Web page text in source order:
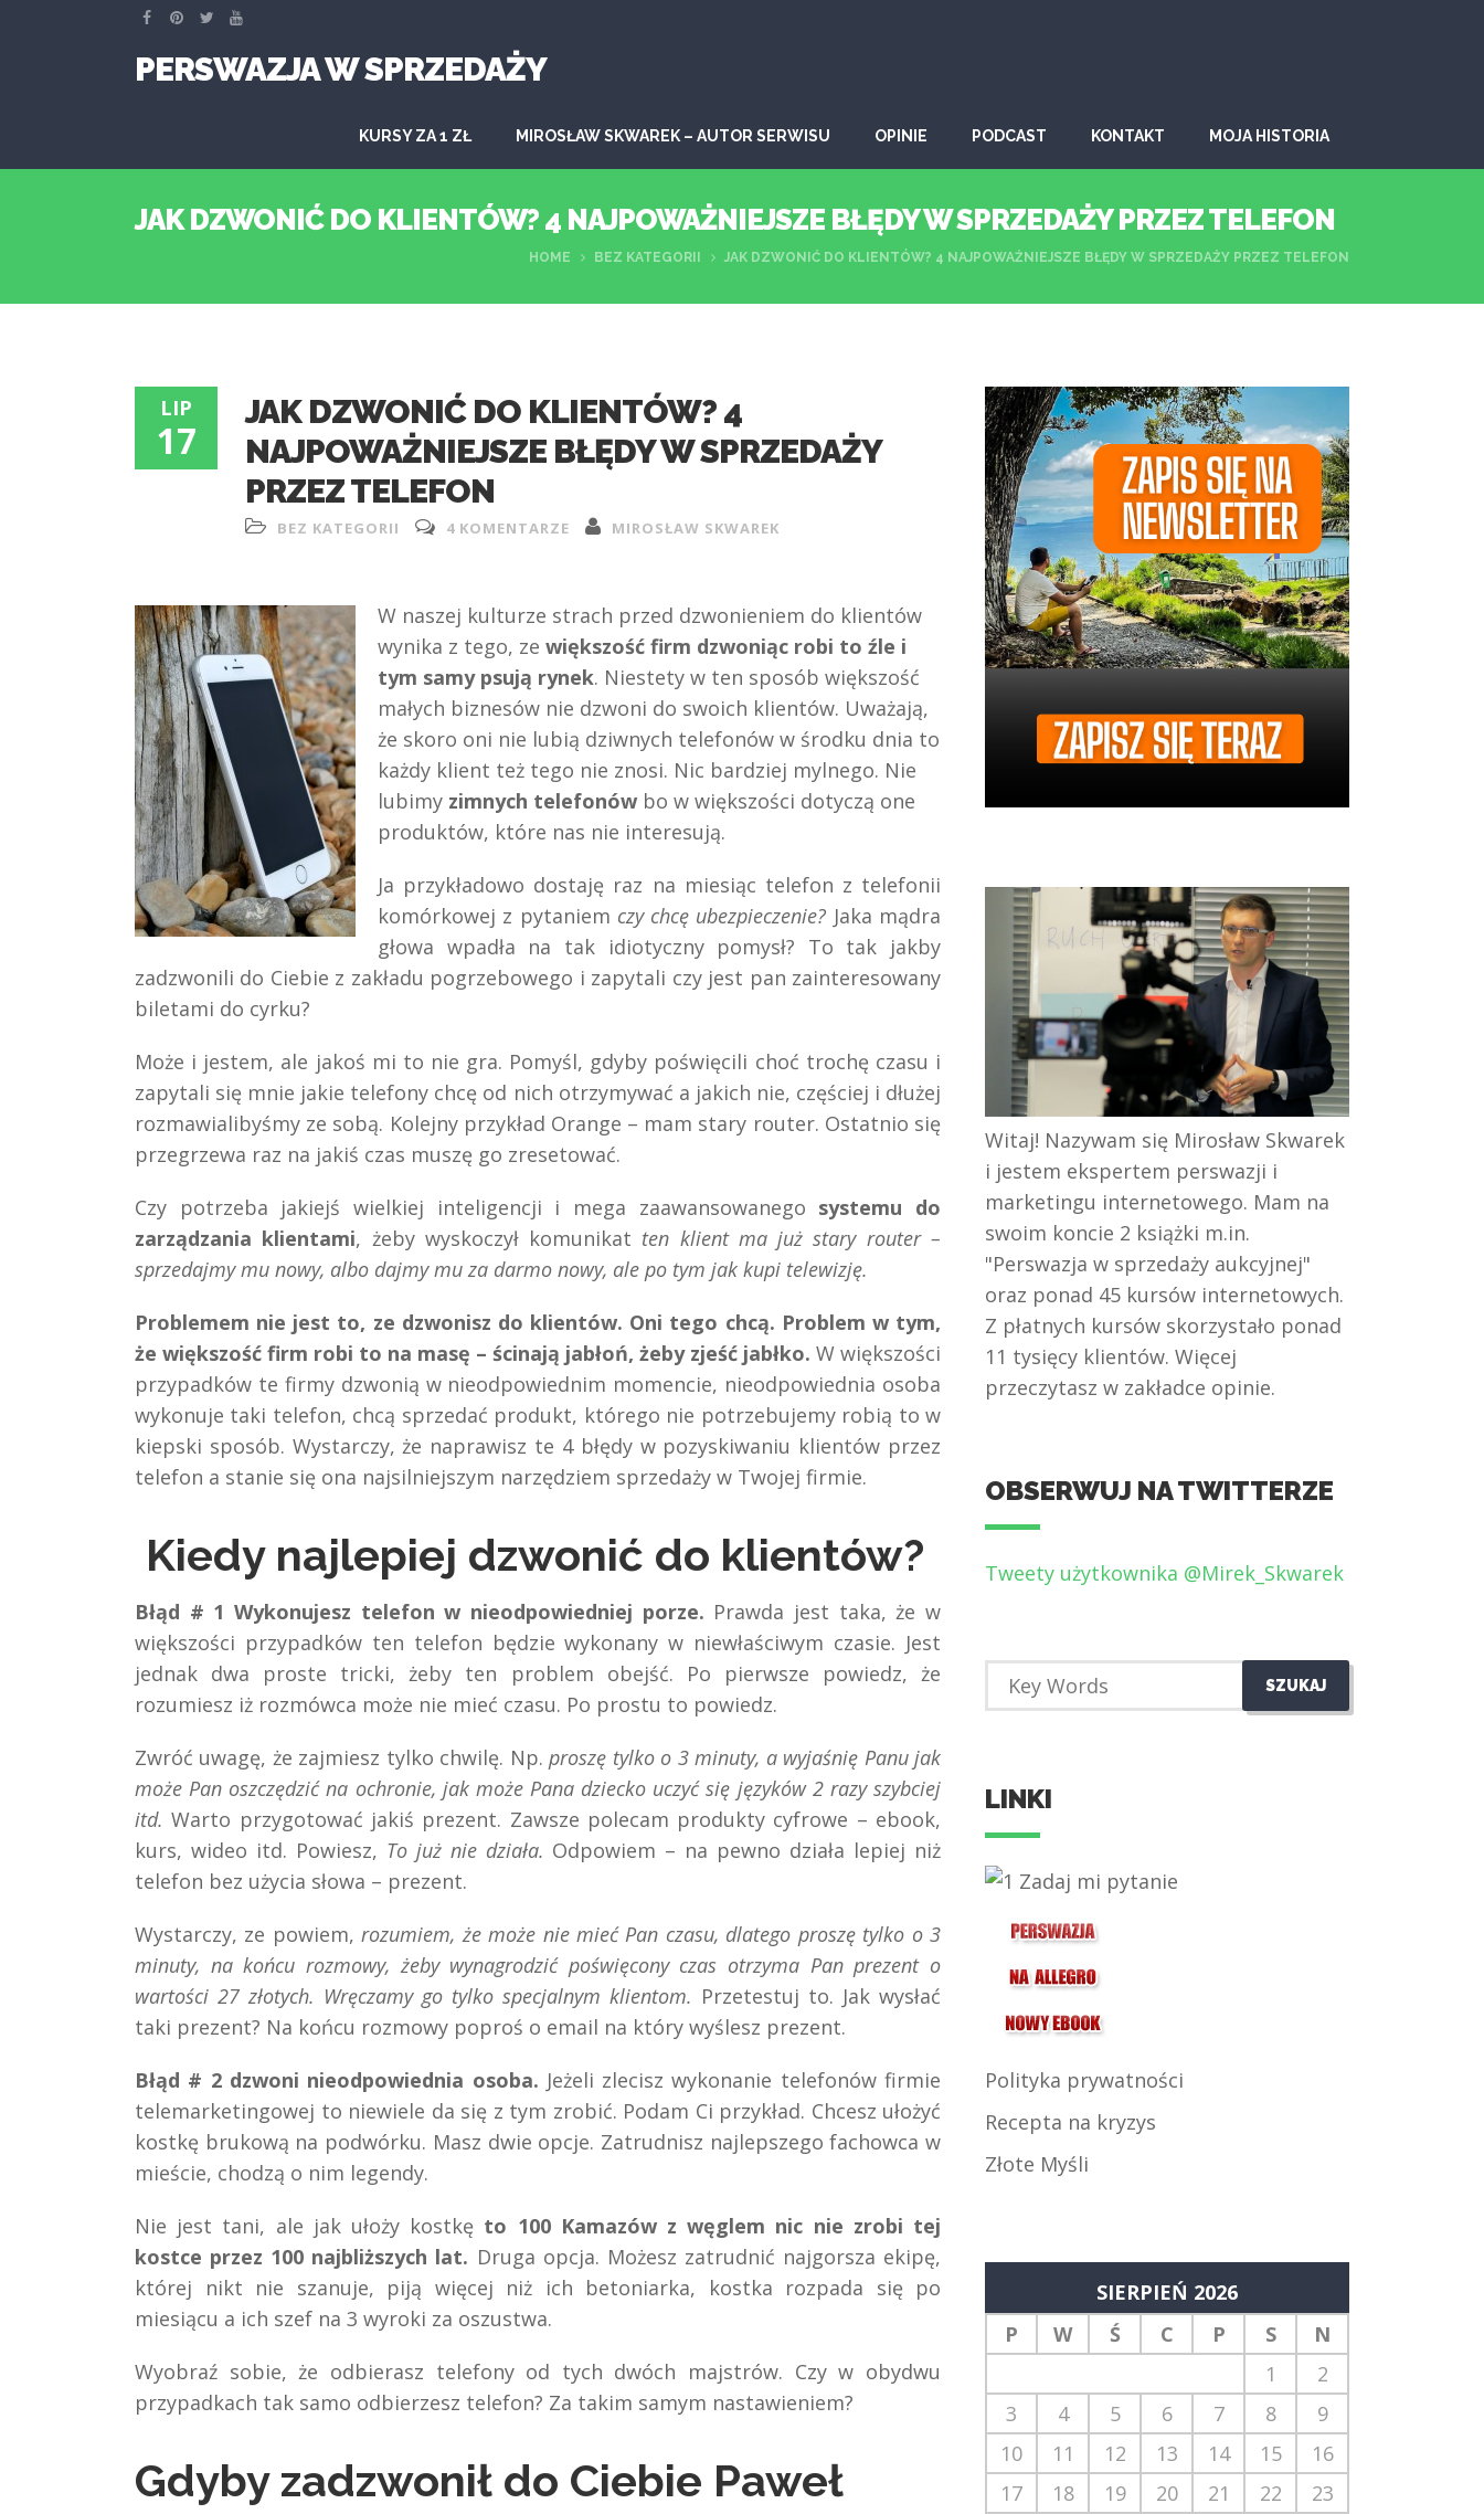
PERSWAZJA W SPRZEDAŻY
KURSY ZA 1 ZŁ MIROSŁAW SKWAREK – AUTOR SERWISU OPINIE PODCAST KONTAKT MOJA HISTORIA
JAK DZWONIĆ DO KLIENTÓW? 4 NAJPOWAŻNIEJSZE BŁĘDY W SPRZEDAŻY PRZEZ TELEFON
HOME BEZ KATEGORII JAK DZWONIĆ DO KLIENTÓW? 4 NAJPOWAŻNIEJSZE BŁĘDY W SPRZEDAŻY PRZEZ TELEFON
LIP
17
JAK DZWONIĆ DO KLIENTÓW? 4
NAJPOWAŻNIEJSZE BŁĘDY W SPRZEDAŻY
PRZEZ TELEFON
BEZ KATEGORII 4 KOMENTARZE MIROSŁAW SKWAREK
W naszej kulturze strach przed dzwonieniem do klientów
wynika z tego, ze większość firm dzwoniąc robi to źle i
tym samy psują rynek. Niestety w ten sposób większość
małych biznesów nie dzwoni do swoich klientów. Uważają,
że skoro oni nie lubią dziwnych telefonów w środku dnia to
każdy klient też tego nie znosi. Nic bardziej mylnego. Nie
lubimy zimnych telefonów bo w większości dotyczą one
produktów, które nas nie interesują.
Ja przykładowo dostaję raz na miesiąc telefon z telefonii
komórkowej z pytaniem czy chcę ubezpieczenie? Jaka mądra
głowa wpadła na tak idiotyczny pomysł? To tak jakby
zadzwonili do Ciebie z zakładu pogrzebowego i zapytali czy jest pan zainteresowany
biletami do cyrku?
Może i jestem, ale jakoś mi to nie gra. Pomyśl, gdyby poświęcili choć trochę czasu i
zapytali się mnie jakie telefony chcę od nich otrzymywać a jakich nie, częściej i dłużej
rozmawialibyśmy ze sobą. Kolejny przykład Orange – mam stary router. Ostatnio się
przegrzewa raz na jakiś czas muszę go zresetować.
Czy potrzeba jakiejś wielkiej inteligencji i mega zaawansowanego systemu do
zarządzania klientami, żeby wyskoczył komunikat ten klient ma już stary router –
sprzedajmy mu nowy, albo dajmy mu za darmo nowy, ale po tym jak kupi telewizję.
Problemem nie jest to, ze dzwonisz do klientów. Oni tego chcą. Problem w tym,
że większość firm robi to na masę – ścinają jabłoń, żeby zjeść jabłko. W większości
przypadków te firmy dzwonią w nieodpowiednim momencie, nieodpowiednia osoba
wykonuje taki telefon, chcą sprzedać produkt, którego nie potrzebujemy robią to w
kiepski sposób. Wystarczy, że naprawisz te 4 błędy w pozyskiwaniu klientów przez
telefon a stanie się ona najsilniejszym narzędziem sprzedaży w Twojej firmie.
Kiedy najlepiej dzwonić do klientów?
Błąd # 1 Wykonujesz telefon w nieodpowiedniej porze. Prawda jest taka, że w
większości przypadków ten telefon będzie wykonany w niewłaściwym czasie. Jest
jednak dwa proste tricki, żeby ten problem obejść. Po pierwsze powiedz, że
rozumiesz iż rozmówca może nie mieć czasu. Po prostu to powiedz.
Zwróć uwagę, że zajmiesz tylko chwilę. Np. proszę tylko o 3 minuty, a wyjaśnię Panu jak
może Pan oszczędzić na ochronie, jak może Pana dziecko uczyć się języków 2 razy szybciej
itd. Warto przygotować jakiś prezent. Zawsze polecam produkty cyfrowe – ebook,
kurs, wideo itd. Powiesz, To już nie działa. Odpowiem – na pewno działa lepiej niż
telefon bez użycia słowa – prezent.
Wystarczy, ze powiem,rozumiem, że może nie mieć Pan czasu, dlatego proszę tylko o 3
minuty, na końcu rozmowy, żeby wynagrodzić poświęcony czas otrzyma Pan prezent o
wartości 27 złotych. Wręczamy go tylko specjalnym klientom. Przetestuj to. Jak wysłać
taki prezent? Na końcu rozmowy poproś o email na który wyślesz prezent.
Błąd # 2 dzwoni nieodpowiednia osoba. Jeżeli zlecisz wykonanie telefonów firmie
telemarketingowej to niewiele da się z tym zrobić. Podam Ci przykład. Chcesz ułożyć
kostkę brukową na podwórku. Masz dwie opcje. Zatrudnisz najlepszego fachowca w
mieście, chodzą o nim legendy.
Nie jest tani, ale jak ułoży kostkę to 100 Kamazów z węglem nic nie zrobi tej
kostce przez 100 najbliższych lat. Druga opcja. Możesz zatrudnić najgorsza ekipę,
której nikt nie szanuje, piją więcej niż ich betoniarka, kostka rozpada się po
miesiącu a ich szef na 3 wyroki za oszustwa.
Wyobraź sobie, że odbierasz telefony od tych dwóch majstrów. Czy w obydwu
przypadkach tak samo odbierzesz telefon? Za takim samym nastawieniem?
Gdyby zadzwonił do Ciebie Paweł
Witaj! Nazywam się Mirosław Skwarek
i jestem ekspertem perswazji i
marketingu internetowego. Mam na
swoim koncie 2 książki m.in.
"Perswazja w sprzedaży aukcyjnej"
oraz ponad 45 kursów internetowych.
Z płatnych kursów skorzystało ponad
11 tysięcy klientów. Więcej
przeczytasz w zakładce opinie.
OBSERWUJ NA TWITTERZE
Tweety użytkownika @Mirek_Skwarek
LINKI
Polityka prywatności
Recepta na kryzys
Złote Myśli
SIERPIEŃ 2026
P
W Ś C P S N
1
2
3
4 5 6 7 8
9
10
11 12 13 14 15
16
17
18 19 20 21 22
23